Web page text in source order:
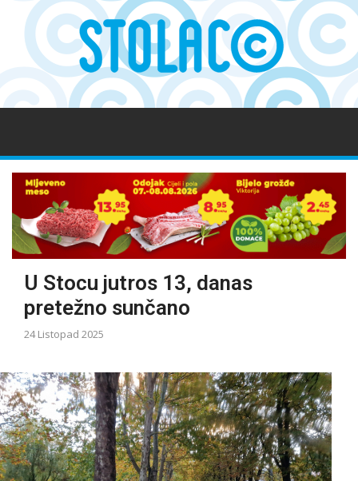
U Stocu jutros 13, danas
pretežno sunčano
24 Listopad 2025